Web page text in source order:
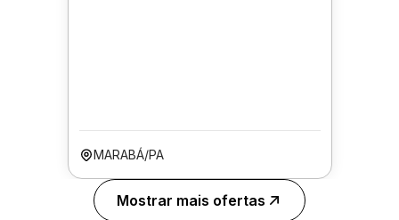
MARABÁ/PA
Mostrar mais ofertas